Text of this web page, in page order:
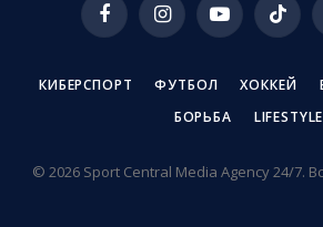
FacebookInstagramYouTubeTikTok
КИБЕРСПОРТ ФУТБОЛ ХОККЕЙ
БОРЬБА
LIFESTYLE
© 2026 Sport Central Media Agency 24/7.